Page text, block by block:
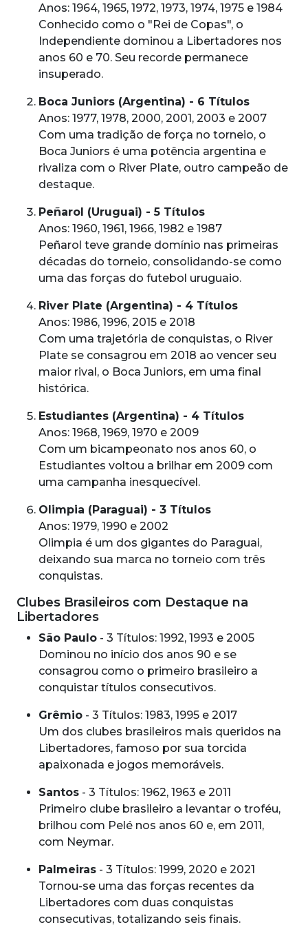
Anos: 1964, 1965, 1972, 1973, 1974, 1975 e 1984
Conhecido como o "Rei de Copas", o
Independiente dominou a Libertadores nos
anos 60 e 70. Seu recorde permanece
insuperado.
Boca Juniors (Argentina) - 6 Títulos
Anos: 1977, 1978, 2000, 2001, 2003 e 2007
Com uma tradição de força no torneio, o
Boca Juniors é uma potência argentina e
rivaliza com o River Plate, outro campeão de
destaque.
Peñarol (Uruguai) - 5 Títulos
Anos: 1960, 1961, 1966, 1982 e 1987
Peñarol teve grande domínio nas primeiras
décadas do torneio, consolidando-se como
uma das forças do futebol uruguaio.
River Plate (Argentina) - 4 Títulos
Anos: 1986, 1996, 2015 e 2018
Com uma trajetória de conquistas, o River
Plate se consagrou em 2018 ao vencer seu
maior rival, o Boca Juniors, em uma final
histórica.
Estudiantes (Argentina) - 4 Títulos
Anos: 1968, 1969, 1970 e 2009
Com um bicampeonato nos anos 60, o
Estudiantes voltou a brilhar em 2009 com
uma campanha inesquecível.
Olimpia (Paraguai) - 3 Títulos
Anos: 1979, 1990 e 2002
Olimpia é um dos gigantes do Paraguai,
deixando sua marca no torneio com três
conquistas.
Clubes Brasileiros com Destaque na
Libertadores
São Paulo - 3 Títulos: 1992, 1993 e 2005
Dominou no início dos anos 90 e se
consagrou como o primeiro brasileiro a
conquistar títulos consecutivos.
Grêmio - 3 Títulos: 1983, 1995 e 2017
Um dos clubes brasileiros mais queridos na
Libertadores, famoso por sua torcida
apaixonada e jogos memoráveis.
Santos - 3 Títulos: 1962, 1963 e 2011
Primeiro clube brasileiro a levantar o troféu,
brilhou com Pelé nos anos 60 e, em 2011,
com Neymar.
Palmeiras - 3 Títulos: 1999, 2020 e 2021
Tornou-se uma das forças recentes da
Libertadores com duas conquistas
consecutivas, totalizando seis finais.